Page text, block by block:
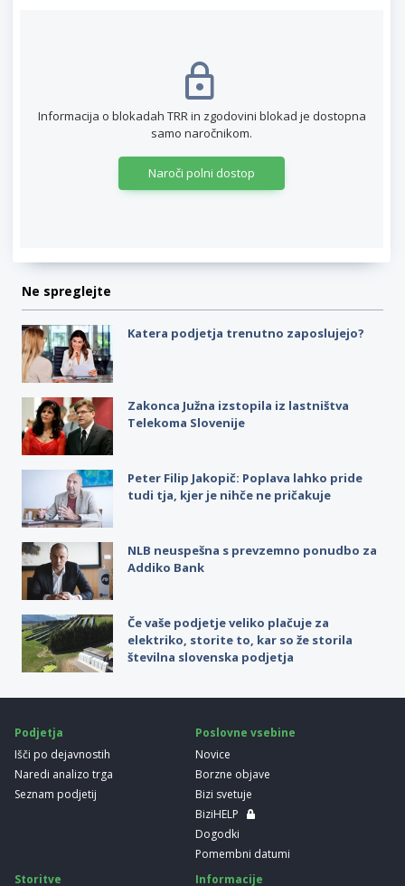
Informacija o blokadah TRR in zgodovini blokad je dostopna
samo naročnikom.
Naroči polni dostop
Ne spreglejte
Katera podjetja trenutno zaposlujejo?
Zakonca Južna izstopila iz lastništva
Telekoma Slovenije
Peter Filip Jakopič: Poplava lahko pride
tudi tja, kjer je nihče ne pričakuje
NLB neuspešna s prevzemno ponudbo za
Addiko Bank
Če vaše podjetje veliko plačuje za
elektriko, storite to, kar so že storila
številna slovenska podjetja
Podjetja
Išči po dejavnostih
Naredi analizo trga
Seznam podjetij
Poslovne vsebine
Novice
Borzne objave
Bizi svetuje
BiziHELP
Dogodki
Pomembni datumi
Storitve
Informacije